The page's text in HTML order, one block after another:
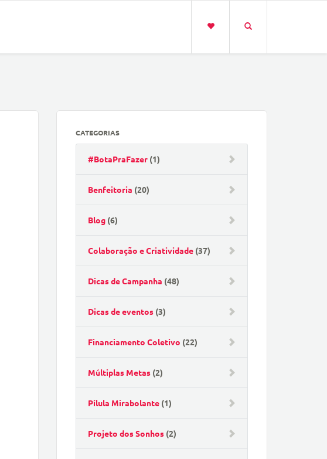
CATEGORIAS
#BotaPraFazer (1)
Benfeitoria (20)
Blog (6)
Colaboração e Criatividade (37)
Dicas de Campanha (48)
Dicas de eventos (3)
Financiamento Coletivo (22)
Múltiplas Metas (2)
Pílula Mirabolante (1)
Projeto dos Sonhos (2)